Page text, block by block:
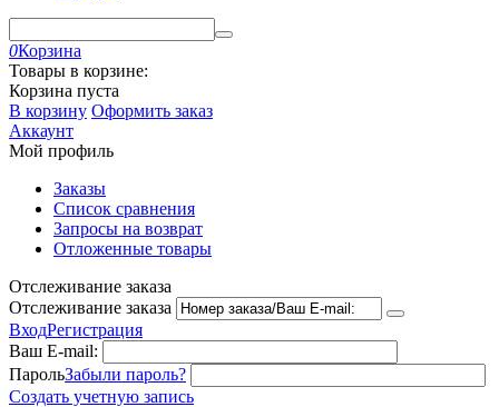
0Корзина
Товары в корзине:
Корзина пуста
В корзину Оформить заказ
Аккаунт
Мой профиль
Заказы
Список сравнения
Запросы на возврат
Отложенные товары
Отслеживание заказа
Отслеживание заказа
ВходРегистрация
Ваш E-mail:
ПарольЗабыли пароль?
Создать учетную запись